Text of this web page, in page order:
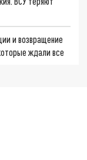
и возвращение
ждали все